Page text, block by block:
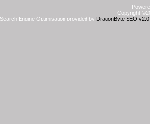
Copyright
Search Engine Optimisation provided by DragonByte SEO